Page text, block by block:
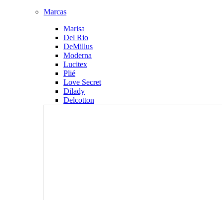
Marcas
Marisa
Del Rio
DeMillus
Moderna
Lucitex
Plié
Love Secret
Dilady
Delcotton